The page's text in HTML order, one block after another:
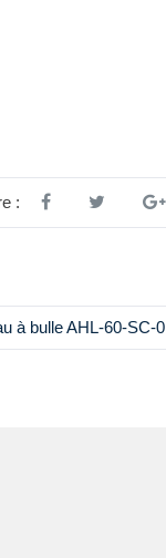
:
à bulle AHL-60-SC-0